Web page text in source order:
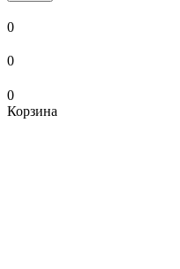
0
0
0
Корзина